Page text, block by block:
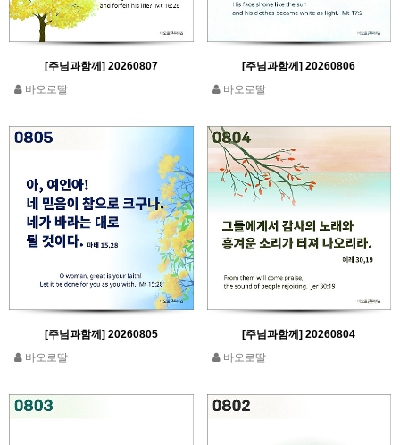
[주님과함께] 20260807
바오로딸
[주님과함께] 20260806
바오로딸
[주님과함께] 20260805
바오로딸
[주님과함께] 20260804
바오로딸